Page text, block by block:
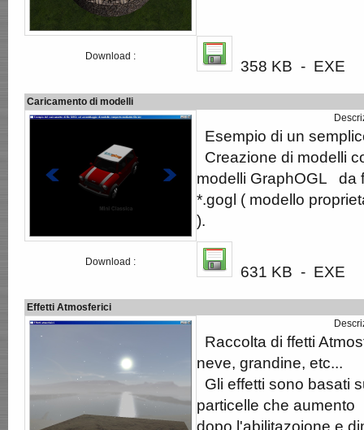
Download :
358 KB - EXE
Caricamento di modelli
Esempio di un
Creazione di modelli
modelli GraphOGL da
*.gogl ( modello
).
Download :
631 KB - EXE
Effetti Atmosferici
Raccolta di ffetti
neve, grandine, etc...
Gli effetti sono basati
particelle che
dopo l'abilitazoione e